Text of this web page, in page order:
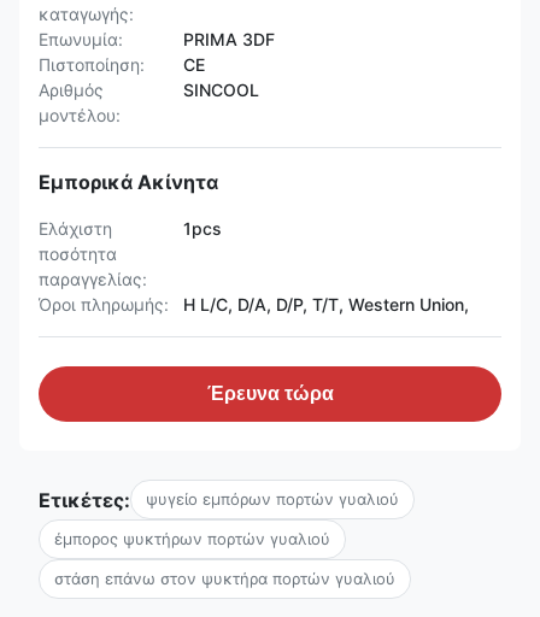
καταγωγής:
Επωνυμία:
PRIMA 3DF
Πιστοποίηση:
CE
Αριθμός
μοντέλου:
SINCOOL
Εμπορικά Ακίνητα
Ελάχιστη
ποσότητα
παραγγελίας:
1pcs
Όροι πληρωμής: Η L/C, D/A, D/P, T/T, Western Union,
Έρευνα τώρα
Ετικέτες: ψυγείο εμπόρων πορτών γυαλιού
έμπορος ψυκτήρων πορτών γυαλιού
στάση επάνω στον ψυκτήρα πορτών γυαλιού